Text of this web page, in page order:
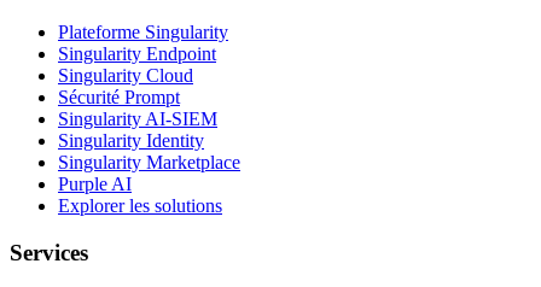
Plateforme Singularity
Singularity Endpoint
Singularity Cloud
Sécurité Prompt
Singularity AI-SIEM
Singularity Identity
Singularity Marketplace
Purple AI
Explorer les solutions
Services